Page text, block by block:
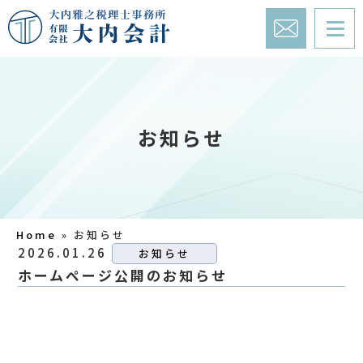
お知らせ
Home » お知らせ
2026.01.26 お知らせ
ホームページ公開のお知らせ